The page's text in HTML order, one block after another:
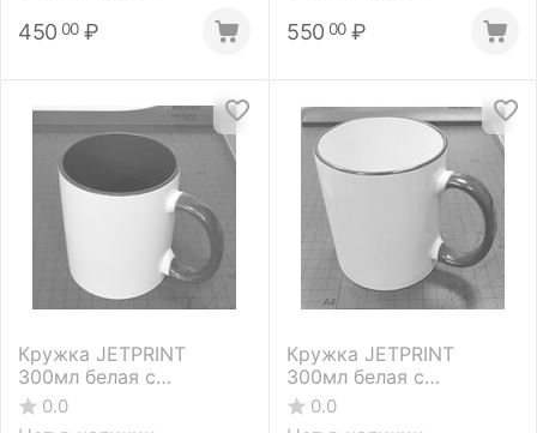
450 00 ₽ 550 00 ₽
Кружка JETPRINT
300мл белая с
бордовой внутренней
поверхностью и
0.0
Кружка JETPRINT
300мл белая с
бордовым ободком и
ручкой
0.0